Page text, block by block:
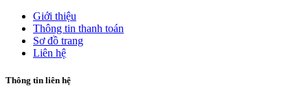
Giới thiệu
Thông tin thanh toán
Sơ đồ trang
Liên hệ
Thông tin liên hệ